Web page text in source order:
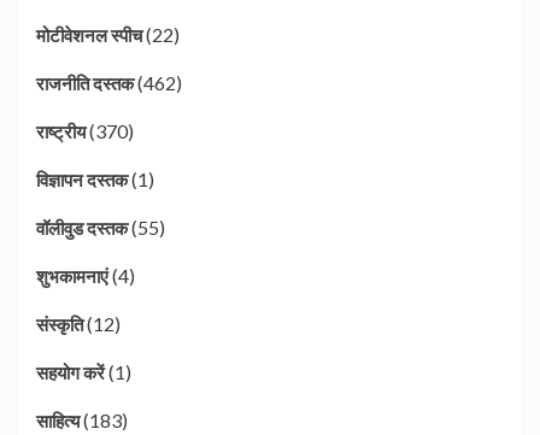
मोटीवेशनल स्पीच(22)
राजनीति दस्तक(462)
राष्ट्रीय(370)
विज्ञापन दस्तक(1)
वॉलीवुड दस्तक(55)
शुभकामनाएं(4)
संस्कृति(12)
सहयोग करें(1)
साहित्य(183)